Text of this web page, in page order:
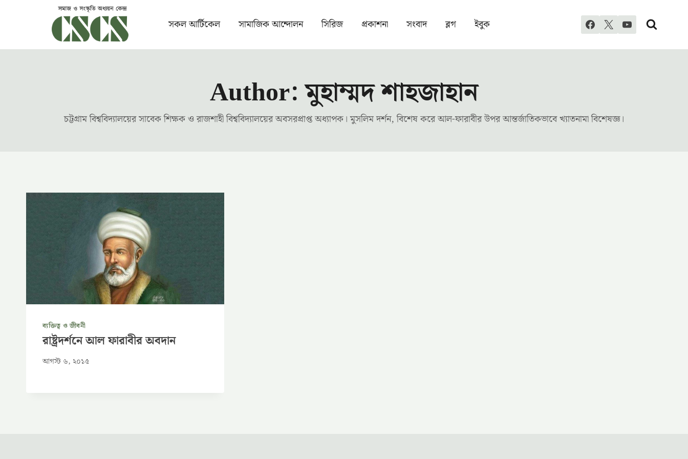
সকল আর্টিকেল সামাজিক আন্দোলন সিরিজ প্রকাশনা সংবাদ ব্লগ ইবুক
Author: মুহাম্মদ শাহজাহান
চট্টগ্রাম বিশ্ববিদ্যালয়ের সাবেক শিক্ষক ও রাজশাহী বিশ্ববিদ্যালয়ের অবসরপ্রাপ্ত অধ্যাপক। মুসলিম দর্শন, বিশেষ করে আল-ফারাবীর উপর আন্তর্জাতিকভাবে খ্যাতনামা বিশেষজ্ঞ।
ব্যক্তিত্ব ও জীবনী
রাষ্ট্রদর্শনে আল ফারাবীর অবদান
আগস্ট ৬, ২০১৫